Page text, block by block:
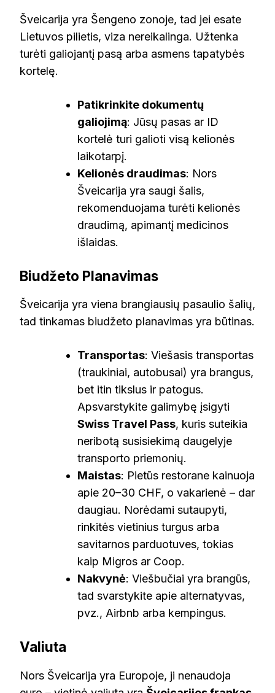
Šveicarija yra Šengeno zonoje, tad jei esate
Lietuvos pilietis, viza nereikalinga. Užtenka
turėti galiojantį pasą arba asmens tapatybės
kortelę.
Patikrinkite dokumentų
galiojimą: Jūsų pasas ar ID
kortelė turi galioti visą kelionės
laikotarpį.
Kelionės draudimas: Nors
Šveicarija yra saugi šalis,
rekomenduojama turėti kelionės
draudimą, apimantį medicinos
išlaidas.
Biudžeto Planavimas
Šveicarija yra viena brangiausių pasaulio šalių,
tad tinkamas biudžeto planavimas yra būtinas.
Transportas: Viešasis transportas
(traukiniai, autobusai) yra brangus,
bet itin tikslus ir patogus.
Apsvarstykite galimybę įsigyti
Swiss Travel Pass, kuris suteikia
neribotą susisiekimą daugelyje
transporto priemonių.
Maistas: Pietūs restorane kainuoja
apie 20–30 CHF, o vakarienė – dar
daugiau. Norėdami sutaupyti,
rinkitės vietinius turgus arba
savitarnos parduotuves, tokias
kaip Migros ar Coop.
Nakvynė: Viešbučiai yra brangūs,
tad svarstykite apie alternatyvas,
pvz., Airbnb arba kempingus.
Valiuta
Nors Šveicarija yra Europoje, ji nenaudoja